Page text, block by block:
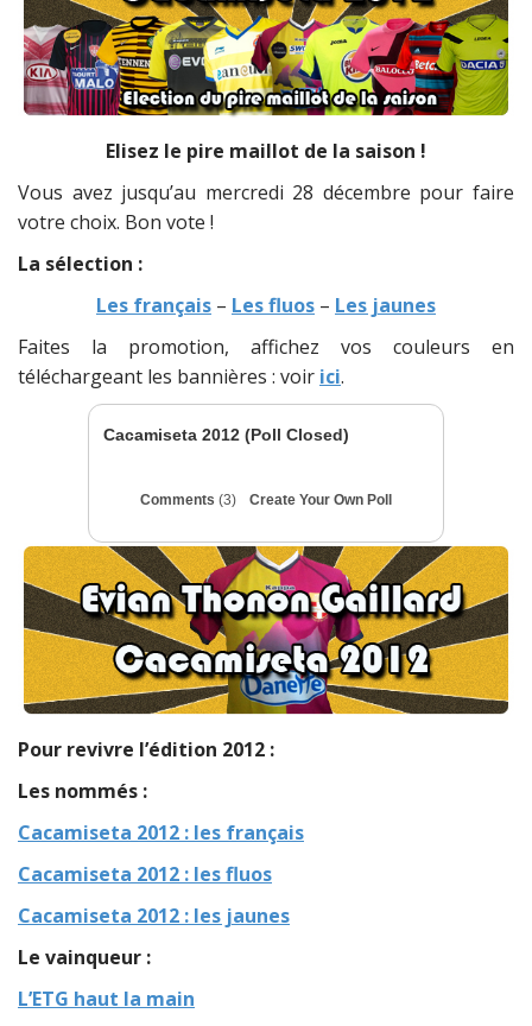
Elisez le pire maillot de la saison !
Vous avez jusqu’au mercredi 28 décembre pour faire
votre choix. Bon vote !
La sélection :
Les français – Les fluos – Les jaunes
Faites la promotion, affichez vos couleurs en
téléchargeant les bannières : voir ici.
Cacamiseta 2012 (Poll Closed)
Comments (3) Create Your Own Poll
Pour revivre l’édition 2012 :
Les nommés :
Cacamiseta 2012 : les français
Cacamiseta 2012 : les fluos
Cacamiseta 2012 : les jaunes
Le vainqueur :
L’ETG haut la main